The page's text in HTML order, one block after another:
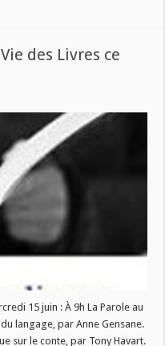
des Livres ce
Vie
des
mercredi
15 juin : À 9h La Parole au
langage, par Anne Gensane.
sur le conte, par Tony Havart.